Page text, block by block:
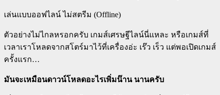
เล่นแบบออฟไลน์ ไม่สตรีม (Offline)
ตัวอย่างไม่ไกลหรอกครับ เกมส์เศรษฐีไลน์นี่แหละ หรือเกมส์ที่
เวลาเราโหลดจากสโตร์มาไว้ที่เครื่องอ่ะ เร๊ว เร็ว แต่พอเปิดเกมส์
ครั้งแรก…
มันจะเหมือนดาวน์โหลดอะไรเพิ่มน๊าน นานครับ